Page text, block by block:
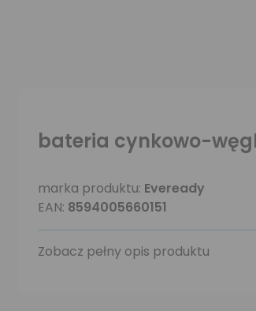
bateria cynkowo-
marka produktu: Eveready
EAN: 8594005660151
Zobacz pełny opis produktu